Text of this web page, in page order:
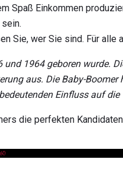
Spaß Einkommen
Sie, wer Sie sind. Für alle
und 1964 geboren wurde.
aus. Die Baby-Boomer
Einfluss auf die
die perfekten